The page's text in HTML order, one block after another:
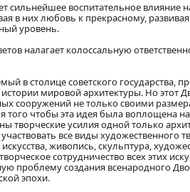
сильнейшее воспитательное влияние
в них любовь к прекрасному,
уровень.
налагает колоссальную
в столице советского государства,
мировой архитектуры. Но этот
сооружений не только своими
того чтобы эта идея была воплощена
творческие усилия одной только
все виды художественного
живопись, скульптура,
сотрудничество всех этих
проблему создания всенародного
эпохи.